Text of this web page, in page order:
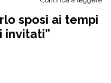
sposi ai tempi
invitati”